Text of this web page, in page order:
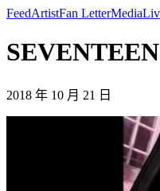
FeedArtistFan LetterMedia
2018 年 10 月 21 日